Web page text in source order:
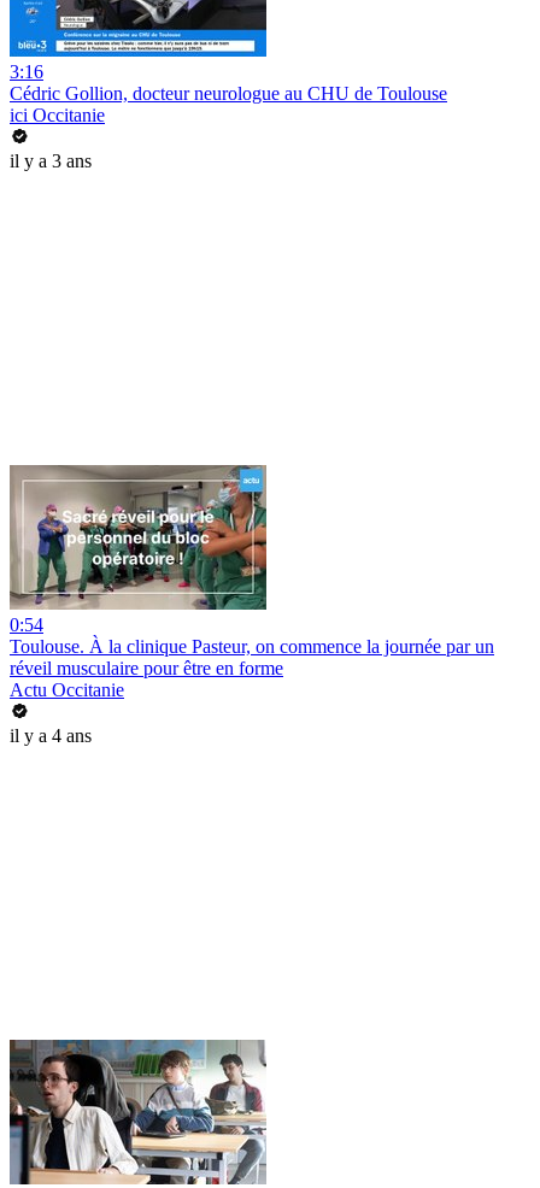
3:16
Cédric Gollion, docteur neurologue au CHU de Toulouse
ici Occitanie
il y a 3 ans
0:54
Toulouse. À la clinique Pasteur, on commence la journée par un
réveil musculaire pour être en forme
Actu Occitanie
il y a 4 ans